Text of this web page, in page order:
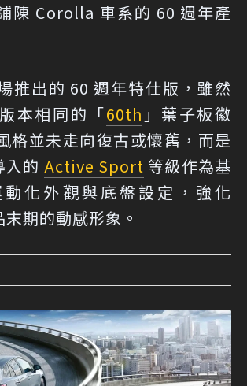
陳 Corolla 車系的 60 週年產
推出的 60 週年特仕版，雖然
本相同的「60th 」葉子板徽
格並未走向復古或懷舊，而是
入的 Active Sport 等級作為基
化外觀與底盤設定，強化
期的動感形象。